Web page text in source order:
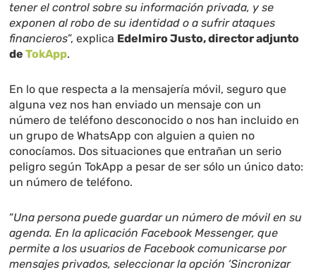
tener el control sobre su información privada, y se
exponen al robo de su identidad o a sufrir ataques
financieros”, explica Edelmiro Justo, director adjunto
deTokApp.
En lo que respecta a la mensajería móvil, seguro que
alguna vez nos han enviado un mensaje con un
número de teléfono desconocido o nos han incluido en
un grupo de WhatsApp con alguien a quien no
conocíamos. Dos situaciones que entrañan un serio
peligro según TokApp a pesar de ser sólo un único dato:
un número de teléfono.
“Una persona puede guardar un número de móvil en su
agenda. En la aplicación Facebook Messenger, que
permite a los usuarios de Facebook comunicarse por
mensajes privados, seleccionar la opción ‘Sincronizar